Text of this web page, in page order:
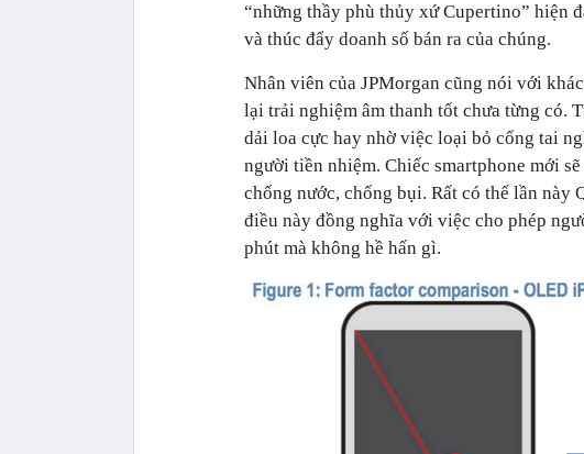
“những thầy phù thủy xứ Cupertino” hiện
và thúc đẩy doanh số bán ra của chúng.
Nhân viên của JPMorgan cũng nói với
lại trải nghiệm âm thanh tốt chưa từng có.
dải loa cực hay nhờ việc loại bỏ cổng tai
người tiền nhiệm. Chiếc smartphone mới
chống nước, chống bụi. Rất có thể lần này
điều này đồng nghĩa với việc cho phép
phút mà không hề hấn gì.